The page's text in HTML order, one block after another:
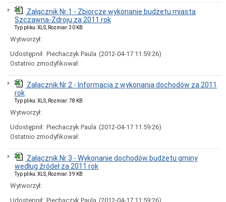
obwieszczenia,
informacje
innych
instytucji
Uchwała
Uchwała
dla
województwa
dolnośląskiego
Fundusz
Szerokopasmowy
Konkurs
na
udzielenie
dotacji
celowej
Zamówienia
publiczne
sprzedaż
nieruchomości
Załącznik Nr 1 - Zbiorcze wykonanie budżetu miasta
Szczawna-Zdroju za 2011 rok
Typ pliku: XLS, Rozmiar: 30 KB
Wytworzył:
Udostępnił: Piechaczyk Paula (2012-04-17 11:59:26)
Ostatnio zmodyfikował:
Załącznik Nr 2 - Informacja z wykonania dochodów za 2011
rok
Typ pliku: XLS, Rozmiar: 78 KB
Wytworzył:
Udostępnił: Piechaczyk Paula (2012-04-17 11:59:26)
Ostatnio zmodyfikował:
Załącznik Nr 3 - Wykonanie dochodów budżetu gminy
według źródeł za 2011 rok
Typ pliku: XLS, Rozmiar: 39 KB
Wytworzył:
Udostępnił: Piechaczyk Paula (2012-04-17 11:59:26)